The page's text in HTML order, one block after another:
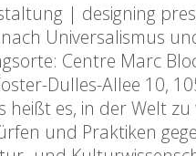
| designing
Universalismus
Centre Marc
Dulles-Allee 10,
heißt es, in der Welt
und Praktiken